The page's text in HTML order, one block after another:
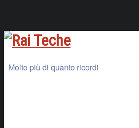
Molto più di quanto ricordi